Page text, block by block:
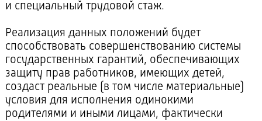
и специальный трудовой стаж.
Реализация данных положений будет
способствовать совершенствованию системы
государственных гарантий, обеспечивающих
защиту прав работников, имеющих детей,
создаст реальные (в том числе материальные)
условия для исполнения одинокими
родителями и иными лицами, фактически